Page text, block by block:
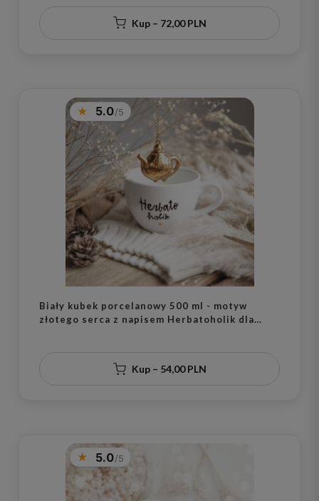
Kup – 72,00 PLN
5.0
Biały kubek porcelanowy 500 ml - motyw
złotego serca z napisem Herbatoholik dla
Kup – 54,00 PLN
5.0